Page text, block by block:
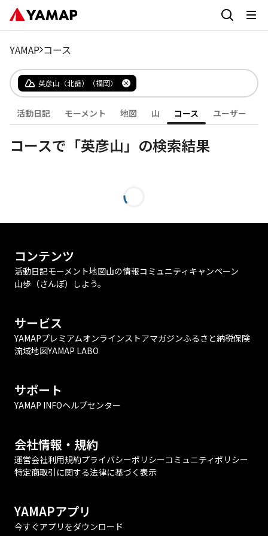
YAMAP コース
英彦山（北岳）（福岡）
活動日記 モーメント 地図 山 コース ユーザー
コースで「英彦山」の検索結果
コンテンツ
活動日記モーメント地図山の情報コミュニティ キャンペーン
山歩（さんぽ）しよう。
サービス
YAMAPプレミアムオンラインストアマガジンふるさと納税保険
流域地図YAMAP LABO
サポート
YAMAP INFOヘルプセンター
会社情報・規約
運営会社利用規約プライバシーポリシーコミュニティポリシー
特定商取引に関する法律に基づく表示
YAMAPアプリ
今すぐアプリをダウンロード